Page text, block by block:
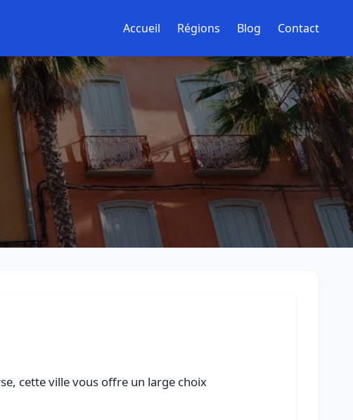
Accueil Régions Blog Contact
cette ville vous offre un large choix